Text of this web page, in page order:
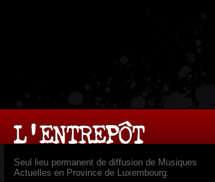
Seul lieu permanent de diffusion de Musiques
Actuelles en Province de Luxembourg.